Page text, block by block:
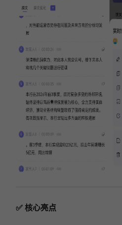
✅ 核心亮点